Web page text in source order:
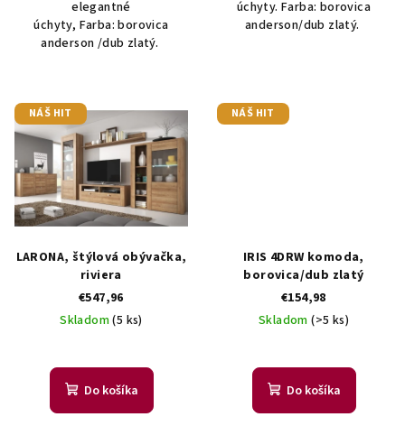
elegantné
úchyty, Farba: borovica
anderson /dub zlatý.
úchyty. Farba: borovica
anderson/dub zlatý.
NÁŠ HIT
LARONA, štýlová obývačka,
riviera
€547,96
Skladom(5 ks)
Do košíka
NÁŠ HIT
IRIS 4DRW komoda,
borovica/dub zlatý
€154,98
Skladom(>5 ks)
Do košíka